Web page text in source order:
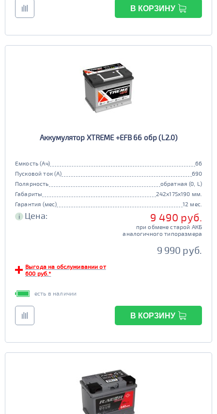
В КОРЗИНУ
Аккумулятор XTREME +EFB 66 обр (L2.0)
Емкость (Ач)
66
Пусковой ток (А)
690
Полярность
обратная (0, L)
Габариты
242x175x190 мм.
Гарантия (мес)
12 мес.
i Цена: 9 490 руб.
при обмене старой АКБ
аналогичного типоразмера
9 990 руб.
Выгода на обслуживании от
600 руб.*
есть в наличии
В КОРЗИНУ